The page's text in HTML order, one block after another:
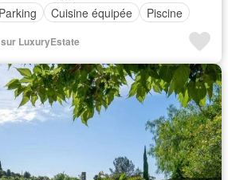
Parking Cuisine équipée Piscine
LuxuryEstate